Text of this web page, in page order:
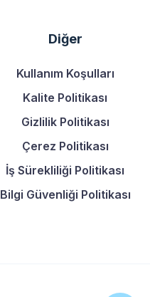
Diğer
Kullanım Koşulları
Kalite Politikası
Gizlilik Politikası
Çerez Politikası
İş Sürekliliği Politikası
Bilgi Güvenliği Politikası